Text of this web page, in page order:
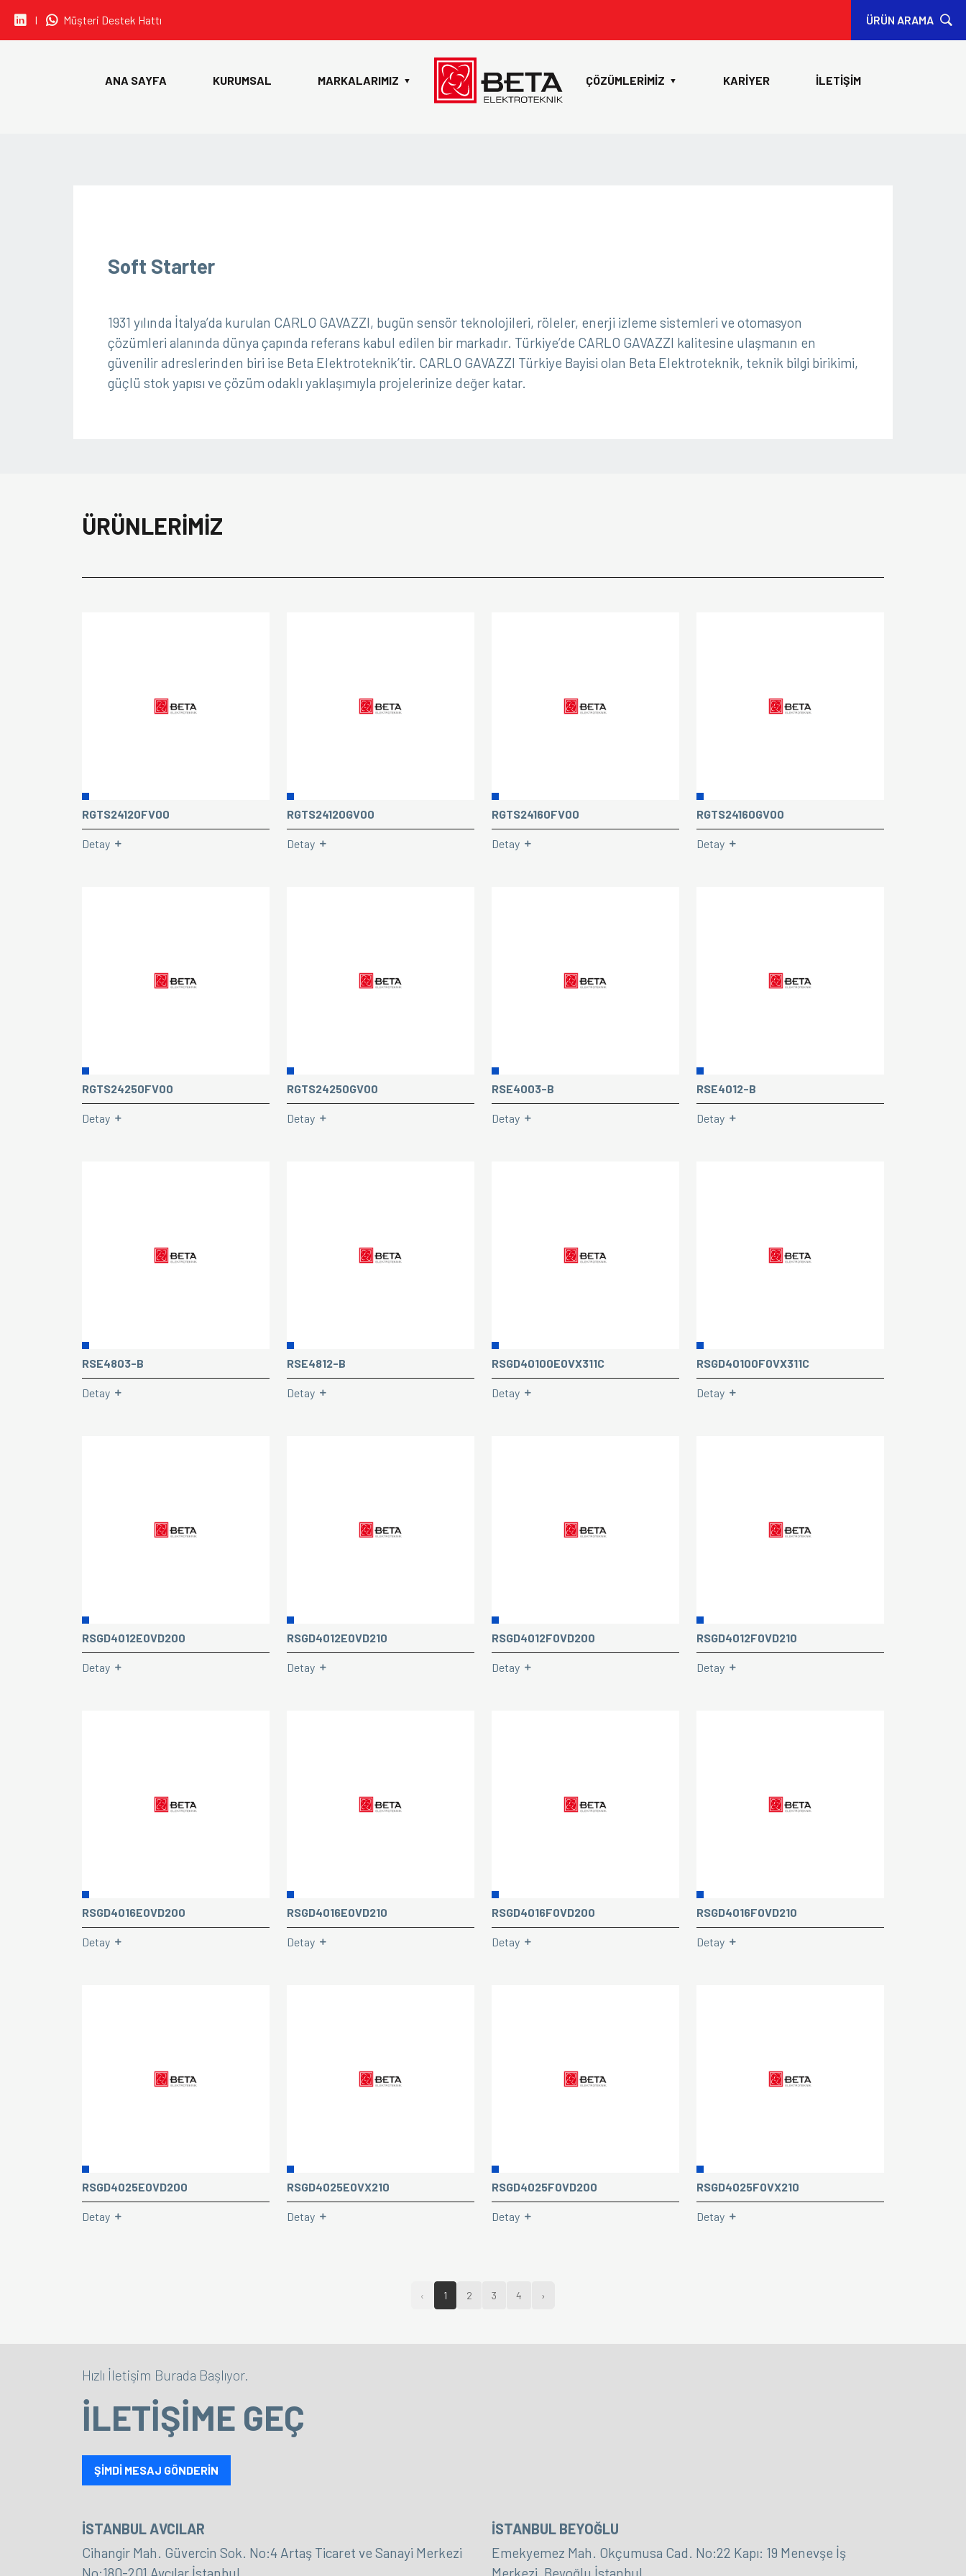
I Müşteri Destek Hattı ÜRÜN ARAMA
ANA SAYFA KURUMSAL MARKALARIMIZ ▼ ÇÖZÜMLERİMİZ ▼ KARİYER İLETİŞİM
Soft Starter
1931 yılında İtalya’da kurulan CARLO GAVAZZI, bugün sensör teknolojileri, röleler, enerji izleme sistemleri ve otomasyon
çözümleri alanında dünya çapında referans kabul edilen bir markadır. Türkiye’de CARLO GAVAZZI kalitesine ulaşmanın en
güvenilir adreslerinden biri ise Beta Elektroteknik’tir. CARLO GAVAZZI Türkiye Bayisi olan Beta Elektroteknik, teknik bilgi birikimi,
güçlü stok yapısı ve çözüm odaklı yaklaşımıyla projelerinize değer katar.
ÜRÜNLERİMİZ
RGTS24120FV00
Detay
RGTS24120GV00
Detay
RGTS24160FV00
Detay
RGTS24160GV00
Detay
RGTS24250FV00
Detay
RGTS24250GV00
Detay
RSE4003-B
Detay
RSE4012-B
Detay
RSE4803-B
Detay
RSE4812-B
Detay
RSGD40100E0VX311C
Detay
RSGD40100F0VX311C
Detay
RSGD4012E0VD200
Detay
RSGD4012E0VD210
Detay
RSGD4012F0VD200
Detay
RSGD4012F0VD210
Detay
RSGD4016E0VD200
Detay
RSGD4016E0VD210
Detay
RSGD4016F0VD200
Detay
RSGD4016F0VD210
Detay
RSGD4025E0VD200
Detay
RSGD4025E0VX210
Detay
RSGD4025F0VD200
Detay
RSGD4025F0VX210
Detay
‹ 1 2 3 4 ›
Hızlı İletişim Burada Başlıyor.
İLETİŞİME GEÇ
ŞİMDİ MESAJ GÖNDERİN
İSTANBUL AVCILAR
Cihangir Mah. Güvercin Sok. No:4 Artaş Ticaret ve Sanayi Merkezi
İSTANBUL BEYOĞLU
Emekyemez Mah. Okçumusa Cad. No:22 Kapı: 19 Menevşe İş